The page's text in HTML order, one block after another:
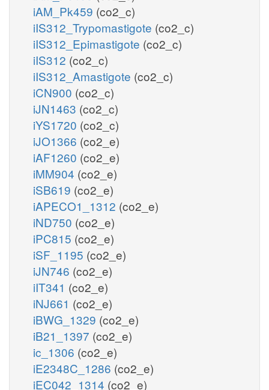
iAM_Pk459 (co2_c)
iIS312_Trypomastigote (co2_c)
iIS312_Epimastigote (co2_c)
iIS312 (co2_c)
iIS312_Amastigote (co2_c)
iCN900 (co2_c)
iJN1463 (co2_c)
iYS1720 (co2_c)
iJO1366 (co2_e)
iAF1260 (co2_e)
iMM904 (co2_e)
iSB619 (co2_e)
iAPECO1_1312 (co2_e)
iND750 (co2_e)
iPC815 (co2_e)
iSF_1195 (co2_e)
iJN746 (co2_e)
iIT341 (co2_e)
iNJ661 (co2_e)
iBWG_1329 (co2_e)
iB21_1397 (co2_e)
ic_1306 (co2_e)
iE2348C_1286 (co2_e)
iEC042_1314 (co2_e)